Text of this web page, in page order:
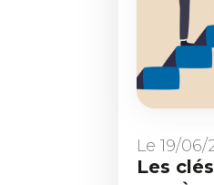
Le 19/06/
Les